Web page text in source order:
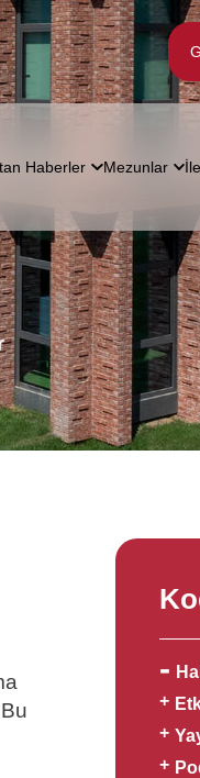
Haberler Mezunlar